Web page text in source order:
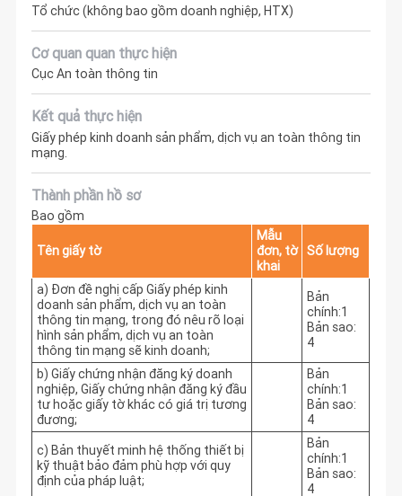
Tổ chức (không bao gồm doanh nghiệp, HTX)
Cơ quan quan thực hiện
Cục An toàn thông tin
Kết quả thực hiện
Giấy phép kinh doanh sản phẩm, dịch vụ an toàn thông tin
mạng.
Thành phần hồ sơ
Bao gồm
Tên giấy tờ
Mẫu
đơn, tờ
khai
Số lượng
a) Đơn đề nghị cấp Giấy phép kinh
doanh sản phẩm, dịch vụ an toàn
thông tin mạng, trong đó nêu rõ loại
hình sản phẩm, dịch vụ an toàn
thông tin mạng sẽ kinh doanh;
Bản
chính:1
Bản sao:
4
b) Giấy chứng nhận đăng ký doanh
nghiệp, Giấy chứng nhận đăng ký đầu
tư hoặc giấy tờ khác có giá trị tương
đương;
Bản
chính:1
Bản sao:
4
c) Bản thuyết minh hệ thống thiết bị
kỹ thuật bảo đảm phù hợp với quy
định của pháp luật;
Bản
chính:1
Bản sao:
4